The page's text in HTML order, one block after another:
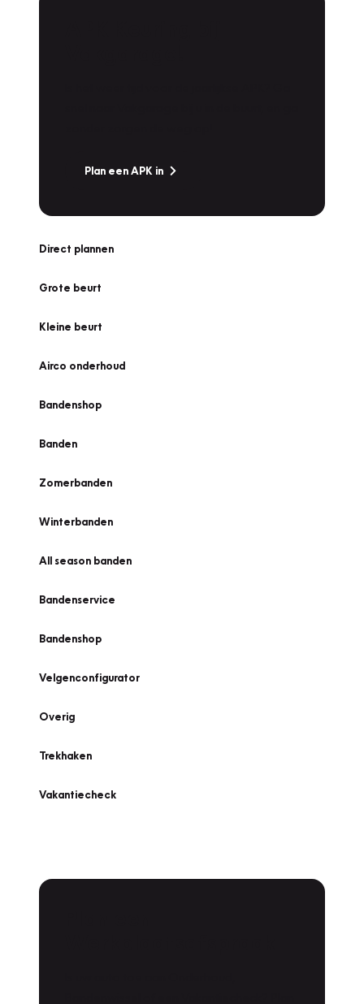
Plan een APK in
Direct plannen
Grote beurt
Kleine beurt
Airco onderhoud
Bandenshop
Banden
Zomerbanden
Winterbanden
All season banden
Bandenservice
Bandenshop
Velgenconfigurator
Overig
Trekhaken
Vakantiecheck